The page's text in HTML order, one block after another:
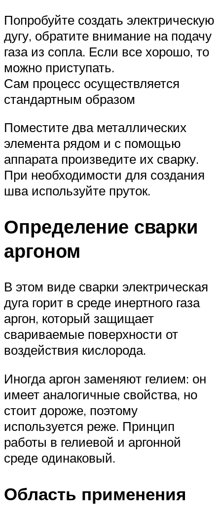
Попробуйте создать электрическую
дугу, обратите внимание на подачу
газа из сопла. Если все хорошо, то
можно приступать.
Сам процесс осуществляется
стандартным образом
Поместите два металлических
элемента рядом и с помощью
аппарата произведите их сварку.
При необходимости для создания
шва используйте пруток.
Определение сварки
аргоном
В этом виде сварки электрическая
дуга горит в среде инертного газа
аргон, который защищает
свариваемые поверхности от
воздействия кислорода.
Иногда аргон заменяют гелием: он
имеет аналогичные свойства, но
стоит дороже, поэтому
используется реже. Принцип
работы в гелиевой и аргонной
среде одинаковый.
Область применения